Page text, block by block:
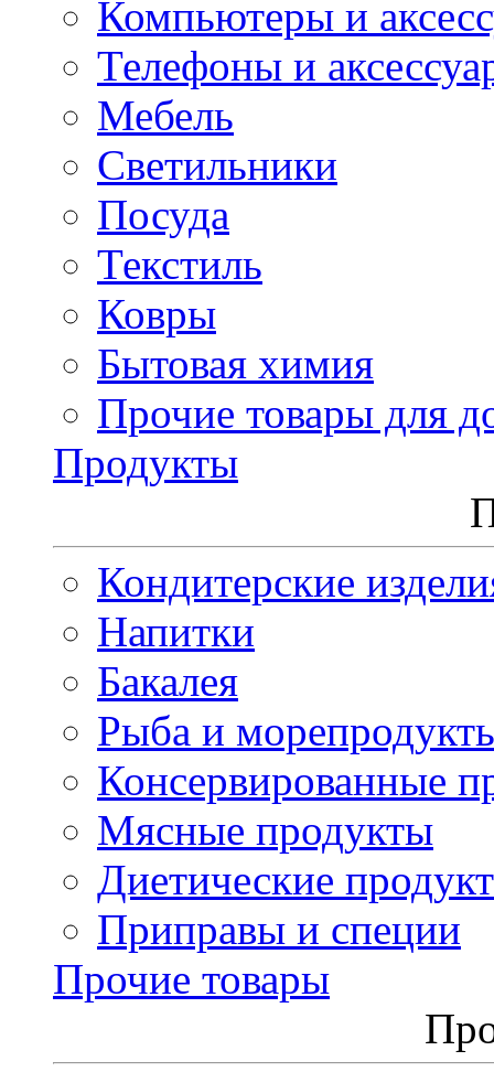
Компьютеры и
Телефоны и
Мебель
Светильники
Посуда
Текстиль
Ковры
Бытовая химия
Прочие товары для
Продукты
Кондитерские
Напитки
Бакалея
Рыба и
Консервированные
Мясные продукты
Диетические
Приправы и специи
Прочие товары